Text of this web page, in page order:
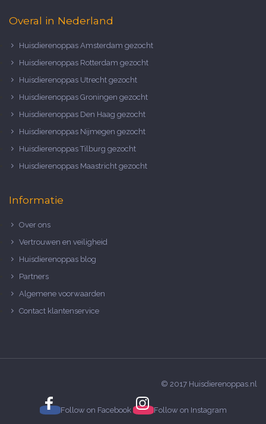
Overal in Nederland
Huisdierenoppas Amsterdam gezocht
Huisdierenoppas Rotterdam gezocht
Huisdierenoppas Utrecht gezocht
Huisdierenoppas Groningen gezocht
Huisdierenoppas Den Haag gezocht
Huisdierenoppas Nijmegen gezocht
Huisdierenoppas Tilburg gezocht
Huisdierenoppas Maastricht gezocht
Informatie
Over ons
Vertrouwen en veiligheid
Huisdierenoppas blog
Partners
Algemene voorwaarden
Contact klantenservice
© 2017 Huisdierenoppas.nl
Follow on Facebook Follow on Instagram